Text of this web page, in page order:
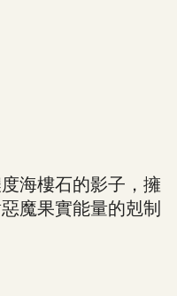
海樓石的影子，擁
魔果實能量的剋制